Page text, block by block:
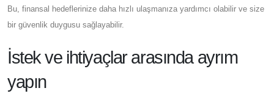
Bu, finansal hedeflerinize daha hızlı ulaşmanıza yardımcı olabilir ve size
bir güvenlik duygusu sağlayabilir.
İstek ve ihtiyaçlar arasında ayrım
yapın